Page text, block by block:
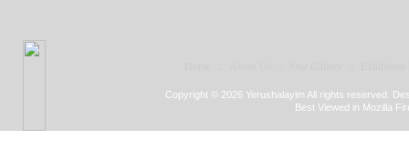
Copyright © 2026 Yerushalayim All rights reserved.
Best Viewed in Mozilla